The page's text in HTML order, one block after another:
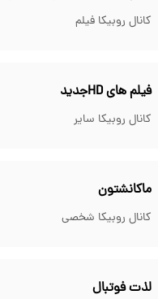
کانال روبیکا فیلم
فیلم های HDجدید
کانال روبیکا سایر
ماکانشتون
کانال روبیکا شخصی
لذت فوتبال